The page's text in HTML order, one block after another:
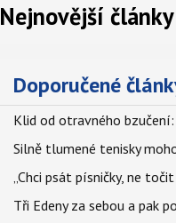
Nejnovější články
Doporučené
Klid od otravného
Silně tlumené tenisky
„Chci psát písničky, ne
Tři Edeny za sebou a pak